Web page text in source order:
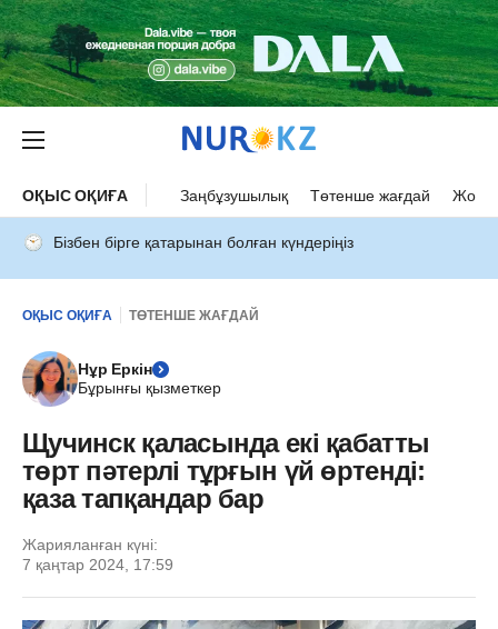
ОҚЫС ОҚИҒА Заңбұзушылық Төтенше жағдай Жол
Бізбен бірге қатарынан болған күндеріңіз
ОҚЫС ОҚИҒА ТӨТЕНШЕ ЖАҒДАЙ
Нұр Еркін
Бұрынғы қызметкер
Щучинск қаласында екі қабатты
төрт пәтерлі тұрғын үй өртенді:
қаза тапқандар бар
Жарияланған күні:
7 қаңтар 2024, 17:59